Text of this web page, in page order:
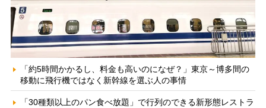
「約5時間かかるし、料金も高いのになぜ？」東京～博多間の
移動に飛行機ではなく新幹線を選ぶ人の事情
「30種類以上のパン食べ放題」で行列のできる新形態レストラ